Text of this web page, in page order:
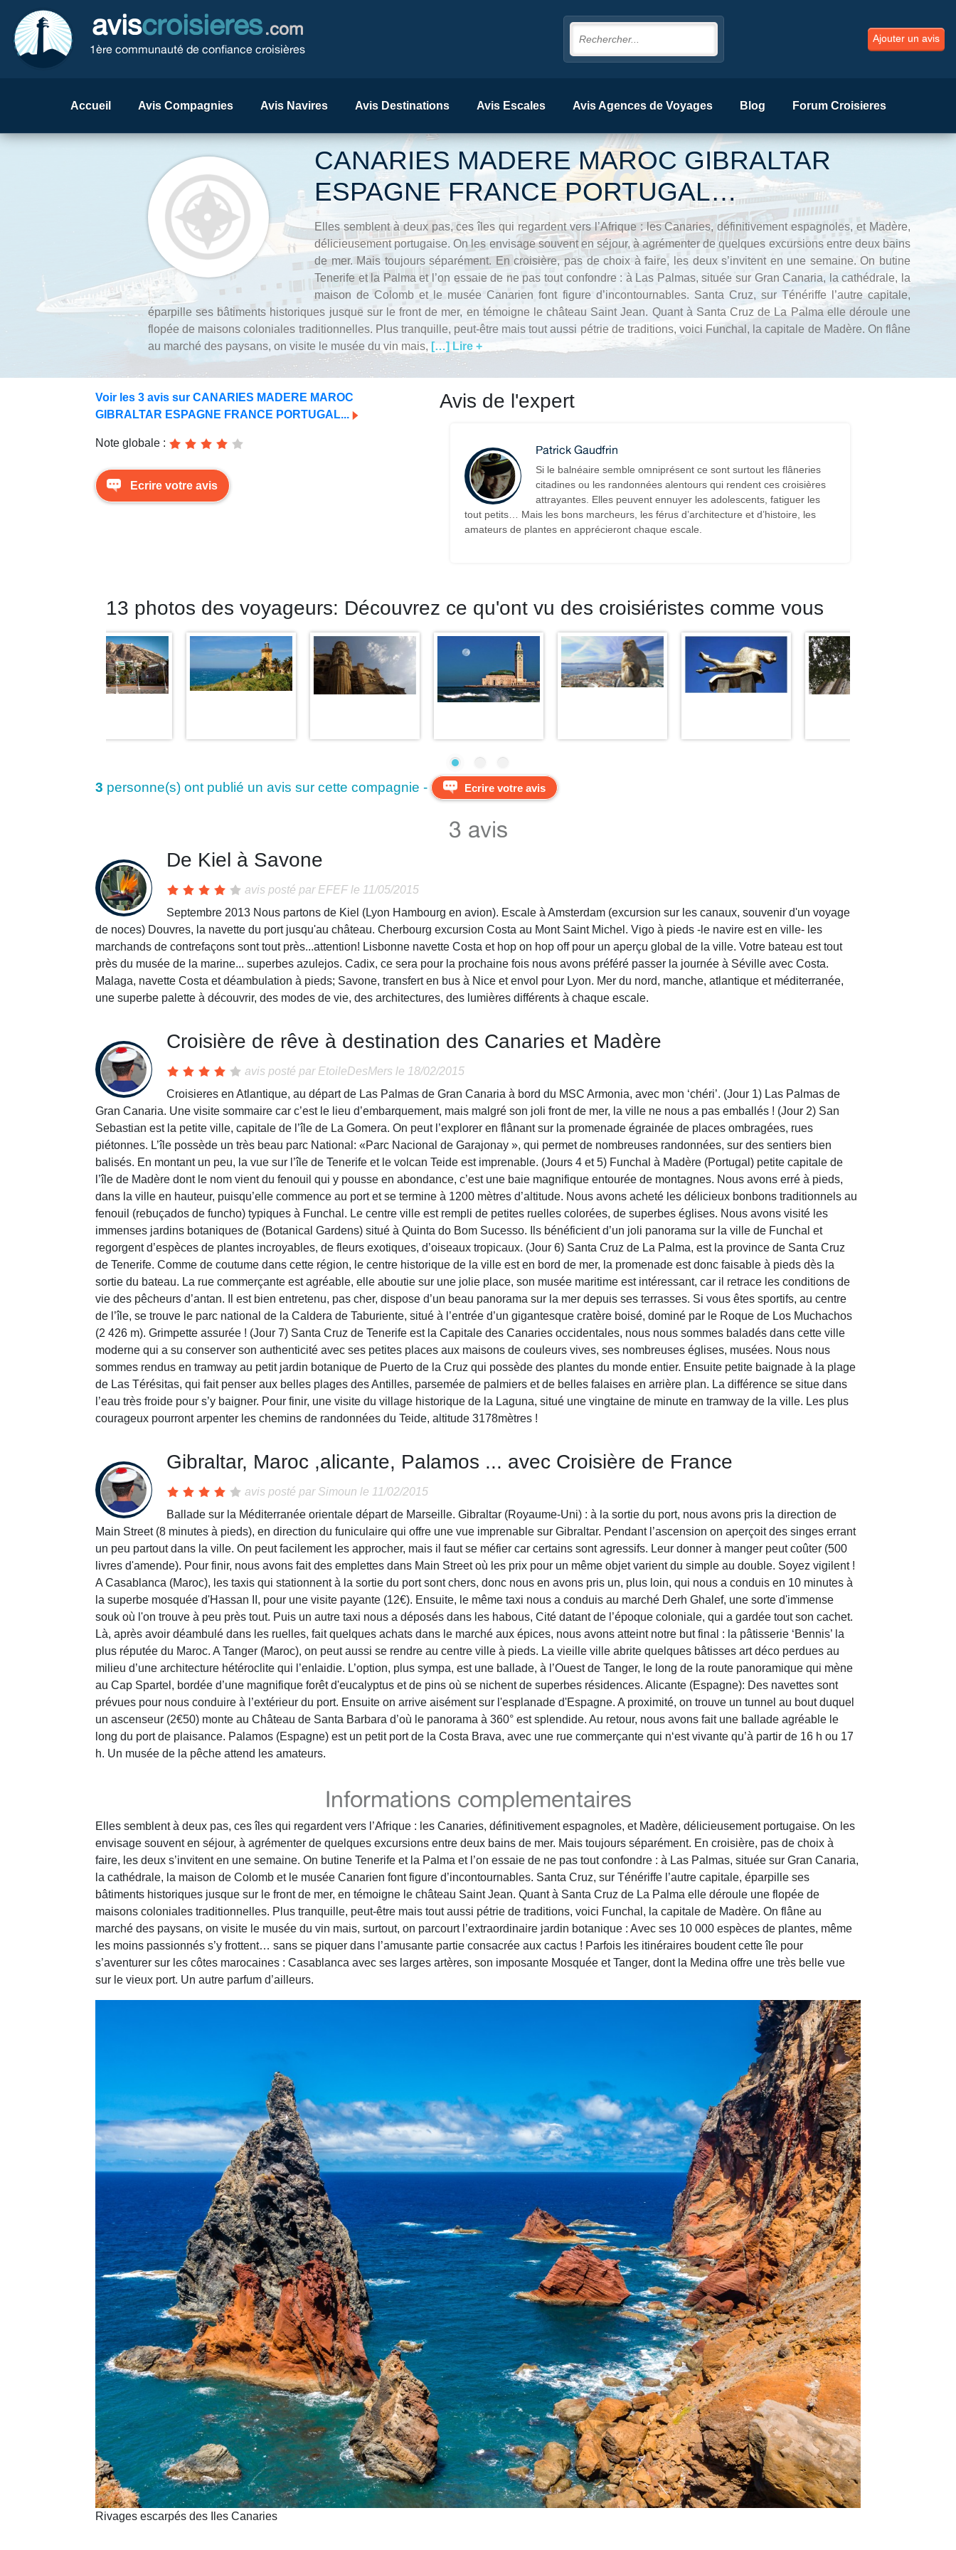
aviscroisieres.com
1ère communauté de confiance croisières
Ajouter un avis
Accueil Avis Compagnies Avis Navires Avis Destinations Avis Escales Avis Agences de Voyages Blog Forum Croisieres
CANARIES MADERE MAROC GIBRALTAR
ESPAGNE FRANCE PORTUGAL…
Elles semblent à deux pas, ces îles qui regardent vers l’Afrique : les Canaries, définitivement espagnoles, et Madère,
délicieusement portugaise. On les envisage souvent en séjour, à agrémenter de quelques excursions entre deux bains
de mer. Mais toujours séparément. En croisière, pas de choix à faire, les deux s’invitent en une semaine. On butine
Tenerife et la Palma et l’on essaie de ne pas tout confondre : à Las Palmas, située sur Gran Canaria, la cathédrale, la
maison de Colomb et le musée Canarien font figure d’incontournables. Santa Cruz, sur Ténériffe l’autre capitale,
éparpille ses bâtiments historiques jusque sur le front de mer, en témoigne le château Saint Jean. Quant à Santa Cruz de La Palma elle déroule une
flopée de maisons coloniales traditionnelles. Plus tranquille, peut-être mais tout aussi pétrie de traditions, voici Funchal, la capitale de Madère. On flâne
au marché des paysans, on visite le musée du vin mais, […] Lire +
Voir les 3 avis sur CANARIES MADERE MAROC
GIBRALTAR ESPAGNE FRANCE PORTUGAL...
Note globale :
Ecrire votre avis
Avis de l'expert
Patrick Gaudfrin
Si le balnéaire semble omniprésent ce sont surtout les flâneries
citadines ou les randonnées alentours qui rendent ces croisières
attrayantes. Elles peuvent ennuyer les adolescents, fatiguer les
tout petits… Mais les bons marcheurs, les férus d’architecture et d’histoire, les
amateurs de plantes en apprécieront chaque escale.
13 photos des voyageurs: Découvrez ce qu'ont vu des croisiéristes comme vous
3 personne(s) ont publié un avis sur cette compagnie - Ecrire votre avis
3 avis
De Kiel à Savone
avis posté par EFEF le 11/05/2015
Septembre 2013 Nous partons de Kiel (Lyon Hambourg en avion). Escale à Amsterdam (excursion sur les canaux, souvenir d'un voyage
de noces) Douvres, la navette du port jusqu'au château. Cherbourg excursion Costa au Mont Saint Michel. Vigo à pieds -le navire est en ville- les
marchands de contrefaçons sont tout près...attention! Lisbonne navette Costa et hop on hop off pour un aperçu global de la ville. Votre bateau est tout
près du musée de la marine... superbes azulejos. Cadix, ce sera pour la prochaine fois nous avons préféré passer la journée à Séville avec Costa.
Malaga, navette Costa et déambulation à pieds; Savone, transfert en bus à Nice et envol pour Lyon. Mer du nord, manche, atlantique et méditerranée,
une superbe palette à découvrir, des modes de vie, des architectures, des lumières différents à chaque escale.
Croisière de rêve à destination des Canaries et Madère
avis posté par EtoileDesMers le 18/02/2015
Croisieres en Atlantique, au départ de Las Palmas de Gran Canaria à bord du MSC Armonia, avec mon ‘chéri’. (Jour 1) Las Palmas de
Gran Canaria. Une visite sommaire car c’est le lieu d’embarquement, mais malgré son joli front de mer, la ville ne nous a pas emballés ! (Jour 2) San
Sebastian est la petite ville, capitale de l’île de La Gomera. On peut l’explorer en flânant sur la promenade égrainée de places ombragées, rues
piétonnes. L’île possède un très beau parc National: «Parc Nacional de Garajonay », qui permet de nombreuses randonnées, sur des sentiers bien
balisés. En montant un peu, la vue sur l’île de Tenerife et le volcan Teide est imprenable. (Jours 4 et 5) Funchal à Madère (Portugal) petite capitale de
l’île de Madère dont le nom vient du fenouil qui y pousse en abondance, c’est une baie magnifique entourée de montagnes. Nous avons erré à pieds,
dans la ville en hauteur, puisqu’elle commence au port et se termine à 1200 mètres d’altitude. Nous avons acheté les délicieux bonbons traditionnels au
fenouil (rebuçados de funcho) typiques à Funchal. Le centre ville est rempli de petites ruelles colorées, de superbes églises. Nous avons visité les
immenses jardins botaniques de (Botanical Gardens) situé à Quinta do Bom Sucesso. Ils bénéficient d’un joli panorama sur la ville de Funchal et
regorgent d’espèces de plantes incroyables, de fleurs exotiques, d’oiseaux tropicaux. (Jour 6) Santa Cruz de La Palma, est la province de Santa Cruz
de Tenerife. Comme de coutume dans cette région, le centre historique de la ville est en bord de mer, la promenade est donc faisable à pieds dès la
sortie du bateau. La rue commerçante est agréable, elle aboutie sur une jolie place, son musée maritime est intéressant, car il retrace les conditions de
vie des pêcheurs d’antan. Il est bien entretenu, pas cher, dispose d’un beau panorama sur la mer depuis ses terrasses. Si vous êtes sportifs, au centre
de l’île, se trouve le parc national de la Caldera de Taburiente, situé à l’entrée d’un gigantesque cratère boisé, dominé par le Roque de Los Muchachos
(2 426 m). Grimpette assurée ! (Jour 7) Santa Cruz de Tenerife est la Capitale des Canaries occidentales, nous nous sommes baladés dans cette ville
moderne qui a su conserver son authenticité avec ses petites places aux maisons de couleurs vives, ses nombreuses églises, musées. Nous nous
sommes rendus en tramway au petit jardin botanique de Puerto de la Cruz qui possède des plantes du monde entier. Ensuite petite baignade à la plage
de Las Térésitas, qui fait penser aux belles plages des Antilles, parsemée de palmiers et de belles falaises en arrière plan. La différence se situe dans
l’eau très froide pour s’y baigner. Pour finir, une visite du village historique de la Laguna, situé une vingtaine de minute en tramway de la ville. Les plus
courageux pourront arpenter les chemins de randonnées du Teide, altitude 3178mètres !
Gibraltar, Maroc ,alicante, Palamos ... avec Croisière de France
avis posté par Simoun le 11/02/2015
Ballade sur la Méditerranée orientale départ de Marseille. Gibraltar (Royaume-Uni) : à la sortie du port, nous avons pris la direction de
Main Street (8 minutes à pieds), en direction du funiculaire qui offre une vue imprenable sur Gibraltar. Pendant l’ascension on aperçoit des singes errant
un peu partout dans la ville. On peut facilement les approcher, mais il faut se méfier car certains sont agressifs. Leur donner à manger peut coûter (500
livres d'amende). Pour finir, nous avons fait des emplettes dans Main Street où les prix pour un même objet varient du simple au double. Soyez vigilent !
A Casablanca (Maroc), les taxis qui stationnent à la sortie du port sont chers, donc nous en avons pris un, plus loin, qui nous a conduis en 10 minutes à
la superbe mosquée d'Hassan II, pour une visite payante (12€). Ensuite, le même taxi nous a conduis au marché Derh Ghalef, une sorte d'immense
souk où l'on trouve à peu près tout. Puis un autre taxi nous a déposés dans les habous, Cité datant de l’époque coloniale, qui a gardée tout son cachet.
Là, après avoir déambulé dans les ruelles, fait quelques achats dans le marché aux épices, nous avons atteint notre but final : la pâtisserie ‘Bennis’ la
plus réputée du Maroc. A Tanger (Maroc), on peut aussi se rendre au centre ville à pieds. La vieille ville abrite quelques bâtisses art déco perdues au
milieu d’une architecture hétéroclite qui l’enlaidie. L’option, plus sympa, est une ballade, à l’Ouest de Tanger, le long de la route panoramique qui mène
au Cap Spartel, bordée d’une magnifique forêt d'eucalyptus et de pins où se nichent de superbes résidences. Alicante (Espagne): Des navettes sont
prévues pour nous conduire à l’extérieur du port. Ensuite on arrive aisément sur l'esplanade d'Espagne. A proximité, on trouve un tunnel au bout duquel
un ascenseur (2€50) monte au Château de Santa Barbara d’où le panorama à 360° est splendide. Au retour, nous avons fait une ballade agréable le
long du port de plaisance. Palamos (Espagne) est un petit port de la Costa Brava, avec une rue commerçante qui n‘est vivante qu’à partir de 16 h ou 17
h. Un musée de la pêche attend les amateurs.
Informations complementaires
Elles semblent à deux pas, ces îles qui regardent vers l’Afrique : les Canaries, définitivement espagnoles, et Madère, délicieusement portugaise. On les
envisage souvent en séjour, à agrémenter de quelques excursions entre deux bains de mer. Mais toujours séparément. En croisière, pas de choix à
faire, les deux s’invitent en une semaine. On butine Tenerife et la Palma et l’on essaie de ne pas tout confondre : à Las Palmas, située sur Gran Canaria,
la cathédrale, la maison de Colomb et le musée Canarien font figure d’incontournables. Santa Cruz, sur Ténériffe l’autre capitale, éparpille ses
bâtiments historiques jusque sur le front de mer, en témoigne le château Saint Jean. Quant à Santa Cruz de La Palma elle déroule une flopée de
maisons coloniales traditionnelles. Plus tranquille, peut-être mais tout aussi pétrie de traditions, voici Funchal, la capitale de Madère. On flâne au
marché des paysans, on visite le musée du vin mais, surtout, on parcourt l’extraordinaire jardin botanique : Avec ses 10 000 espèces de plantes, même
les moins passionnés s’y frottent… sans se piquer dans l’amusante partie consacrée aux cactus ! Parfois les itinéraires boudent cette île pour
s’aventurer sur les côtes marocaines : Casablanca avec ses larges artères, son imposante Mosquée et Tanger, dont la Medina offre une très belle vue
sur le vieux port. Un autre parfum d’ailleurs.
Rivages escarpés des Iles Canaries